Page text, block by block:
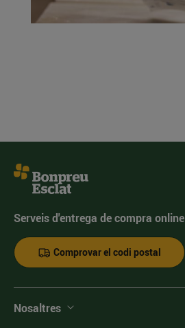
Serveis d'entrega de compra online
Comprovar el codi postal
Nosaltres